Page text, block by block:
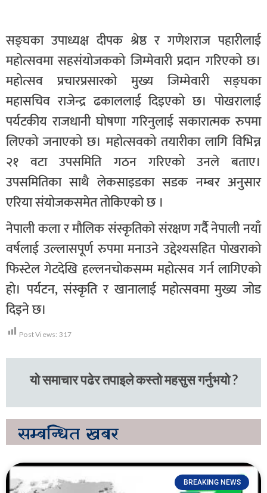
सङ्घका उपाध्यक्ष दीपक श्रेष्ठ र गणेशराज पहारीलाई
महोत्सवमा सहसंयोजकको जिम्मेवारी प्रदान गरिएको छ।
महोत्सव प्रचारप्रसारको मुख्य जिम्मेवारी सङ्घका
महासचिव राजेन्द्र ढकाललाई दिइएको छ। पोखरालाई
पर्यटकीय राजधानी घोषणा गरिनुलाई सकारात्मक रुपमा
लिएको जनाएको छ। महोत्सवको तयारीका लागि विभिन्न
२१ वटा उपसमिति गठन गरिएको उनले बताए।
उपसमितिका साथै लेकसाइडका सडक नम्बर अनुसार
एरिया संयोजकसमेत तोकिएको छ ।
नेपाली कला र मौलिक संस्कृतिको संरक्षण गर्दैै नेपाली नयाँ
वर्षलाई उल्लासपूर्ण रुपमा मनाउने उद्देश्यसहित पोखराको
फिस्टेल गेटदेखि हल्लनचोकसम्म महोत्सव गर्न लागिएको
हो। पर्यटन, संस्कृति र खानालाई महोत्सवमा मुख्य जोड
दिइने छ।
Post Views: 317
यो समाचार पढेर तपाइले कस्तो महसुस गर्नुभयो ?
सम्बन्धित खबर
BREAKING NEWS